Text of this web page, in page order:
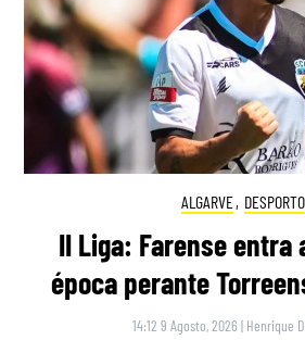
ALGARVE, DESPORTO
II Liga: Farense entra
época perante
14:12 9 Agosto, 2026 | Henrique